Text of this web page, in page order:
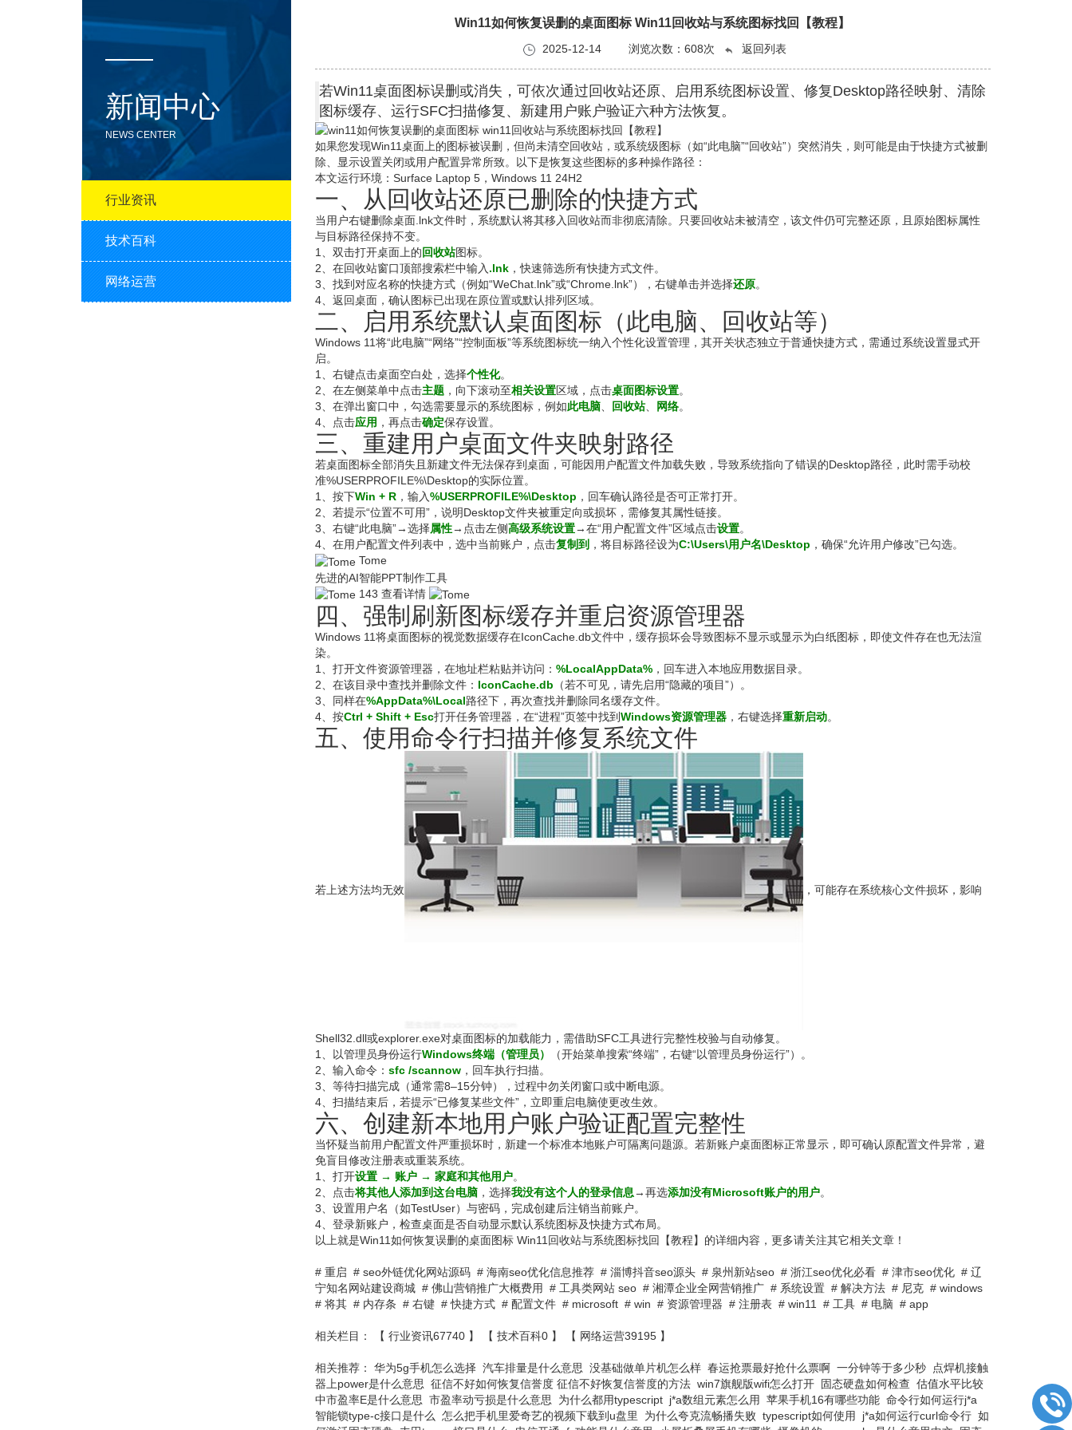
新闻中心
NEWS CENTER
行业资讯
技术百科
网络运营
Win11如何恢复误删的桌面图标 Win11回收站与系统图标找回【教程】
2025-12-14 浏览次数： 608次 返回列表
若Win11桌面图标误删或消失，可依次通过回收站还原、启用系统图标设置、修复Desktop路径映射、清除
图标缓存、运行SFC扫描修复、新建用户账户验证六种方法恢复。
如果您发现Win11桌面上的图标被误删，但尚未清空回收站，或系统级图标（如“此电脑”“回收站”）突然消失，则可能是由于快捷方式被删
除、显示设置关闭或用户配置异常所致。以下是恢复这些图标的多种操作路径：
本文运行环境：Surface Laptop 5，Windows 11 24H2
一、从回收站还原已删除的快捷方式
当用户右键删除桌面.lnk文件时，系统默认将其移入回收站而非彻底清除。只要回收站未被清空，该文件仍可完整还原，且原始图标属性
与目标路径保持不变。
1、双击打开桌面上的回收站图标。
2、在回收站窗口顶部搜索栏中输入.lnk，快速筛选所有快捷方式文件。
3、找到对应名称的快捷方式（例如“WeChat.lnk”或“Chrome.lnk”），右键单击并选择还原。
4、返回桌面，确认图标已出现在原位置或默认排列区域。
二、启用系统默认桌面图标（此电脑、回收站等）
Windows 11将“此电脑”“网络”“控制面板”等系统图标统一纳入个性化设置管理，其开关状态独立于普通快捷方式，需通过系统设置显式开
启。
1、右键点击桌面空白处，选择个性化。
2、在左侧菜单中点击主题，向下滚动至相关设置区域，点击桌面图标设置。
3、在弹出窗口中，勾选需要显示的系统图标，例如此电脑、 回收站、 网络。
4、点击应用 ，再点击确定保存设置。
三、重建用户桌面文件夹映射路径
若桌面图标全部消失且新建文件无法保存到桌面，可能因用户配置文件加载失败，导致系统指向了错误的Desktop路径，此时需手动校
准%USERPROFILE%\Desktop的实际位置。
1、按下Win + R，输入%USERPROFILE%\Desktop ，回车确认路径是否可正常打开。
2、若提示“位置不可用”，说明Desktop文件夹被重定向或损坏，需修复其属性链接。
3、右键“此电脑”→选择属性→点击左侧高级系统设置→在“用户配置文件”区域点击设置。
4、在用户配置文件列表中，选中当前账户，点击复制到 ，将目标路径设为C:\Users\用户名\Desktop ，确保“允许用户修改”已勾选。
Tome
先进的AI智能PPT制作工具
143 查看详情
四、强制刷新图标缓存并重启资源管理器
Windows 11将桌面图标的视觉数据缓存在IconCache.db文件中，缓存损坏会导致图标不显示或显示为白纸图标，即使文件存在也无法渲
染。
1、打开文件资源管理器，在地址栏粘贴并访问： %LocalAppData%，回车进入本地应用数据目录。
2、在该目录中查找并删除文件： IconCache.db （若不可见，请先启用“隐藏的项目”）。
3、同样在%AppData%\Local路径下，再次查找并删除同名缓存文件。
4、按Ctrl + Shift + Esc打开任务管理器，在“进程”页签中找到Windows资源管理器，右键选择重新启动。
五、使用命令行扫描并修复系统文件
若上述方法均无效 ，可能存在系统核心文件损坏，影响
Shell32.dll或explorer.exe对桌面图标的加载能力，需借助SFC工具进行完整性校验与自动修复。
1、以管理员身份运行Windows终端（管理员）
（开始菜单搜索“终端”，右键“以管理员身份运行”）。
2、输入命令： sfc /scannow，回车执行扫描。
3、等待扫描完成（通常需8–15分钟），过程中勿关闭窗口或中断电源。
4、扫描结束后，若提示“已修复某些文件”，立即重启电脑使更改生效。
六、创建新本地用户账户验证配置完整性
当怀疑当前用户配置文件严重损坏时，新建一个标准本地账户可隔离问题源。若新账户桌面图标正常显示，即可确认原配置文件异常，避
免盲目修改注册表或重装系统。
1、打开设置 → 账户 → 家庭和其他用户。
2、点击将其他人添加到这台电脑，选择我没有这个人的登录信息→再选添加没有Microsoft账户的用户。
3、设置用户名（如TestUser）与密码，完成创建后注销当前账户。
4、登录新账户，检查桌面是否自动显示默认系统图标及快捷方式布局。
以上就是Win11如何恢复误删的桌面图标 Win11回收站与系统图标找回【教程】的详细内容，更多请关注其它相关文章！
# 重启 # seo外链优化网站源码# 海南seo优化信息推荐# 淄博抖音seo源头# 泉州新站seo# 浙江seo优化必看# 津市seo优化# 辽
宁知名网站建设商城# 佛山营销推广大概费用 # 工具类网站 seo# 湘潭企业全网营销推广# 系统设置# 解决方法# 尼克# windows
# 将其# 内存条 # 右键#快捷方式# 配置文件# microsoft# win # 资源管理器 # 注册表 # win11 # 工具# 电脑 # app
相关栏目： 【 行业资讯67740 】 【 技术百科0 】 【 网络运营39195 】
相关推荐： 华为5g手机怎么选择 汽车排量是什么意思 没基础做单片机怎么样 春运抢票最好抢什么票啊 一分钟等于多少秒
点焊机接触
器上power是什么意思 征信不好如何恢复信誉度 ‌征信不好恢复信誉度的方法 win7旗舰版wifi怎么打开 固态硬盘如何检查 估值水平比较
中市盈率E是什么意思 市盈率动亏损是什么意思 为什么都用typescript j*a数组元素怎么用 苹果手机16有哪些功能 命令行如何运行j*a
智能锁type-c接口是什么
怎么把手机里爱奇艺的视频下载到u盘里 为什么夸克流畅播失败 typescript如何使用 j*a如何运行curl命令行 如